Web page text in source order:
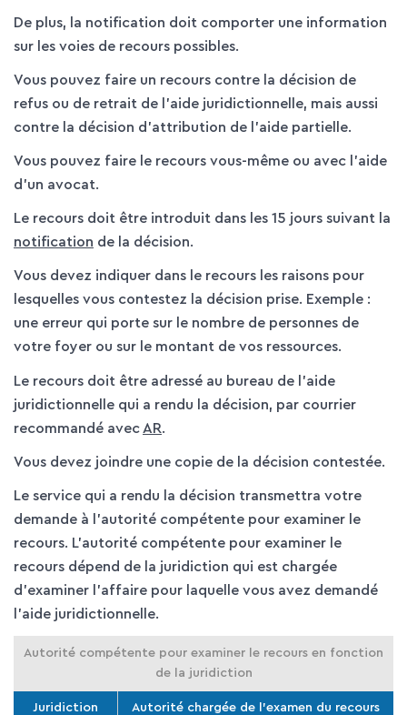
De plus, la notification doit comporter une information
sur les voies de recours possibles.
Vous pouvez faire un recours contre la décision de
refus ou de retrait de l'aide juridictionnelle, mais aussi
contre la décision d'attribution de l'aide partielle.
Vous pouvez faire le recours vous-même ou avec l'aide
d'un avocat.
Le recours doit être introduit dans les 15 jours suivant la
notification de la décision.
Vous devez indiquer dans le recours les raisons pour
lesquelles vous contestez la décision prise. Exemple :
une erreur qui porte sur le nombre de personnes de
votre foyer ou sur le montant de vos ressources.
Le recours doit être adressé au bureau de l'aide
juridictionnelle qui a rendu la décision, par courrier
recommandé avec AR.
Vous devez joindre une copie de la décision contestée.
Le service qui a rendu la décision transmettra votre
demande à l'autorité compétente pour examiner le
recours. L'autorité compétente pour examiner le
recours dépend de la juridiction qui est chargée
d'examiner l'affaire pour laquelle vous avez demandé
l'aide juridictionnelle.
Autorité compétente pour examiner le recours en fonction
de la juridiction
Juridiction Autorité chargée de l'examen du recours